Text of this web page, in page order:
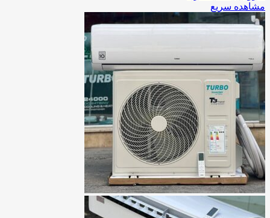
مشاهده سریع